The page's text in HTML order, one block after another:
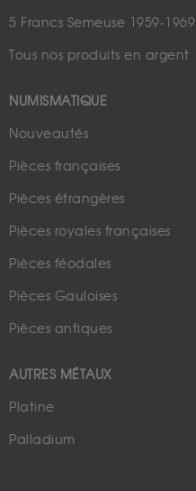
5 Francs Semeuse 1959-1969
Tous nos produits en argent
NUMISMATIQUE
Nouveautés
Pièces françaises
Pièces étrangères
Pièces royales françaises
Pièces féodales
Pièces Gauloises
Pièces antiques
AUTRES MÉTAUX
Platine
Palladium